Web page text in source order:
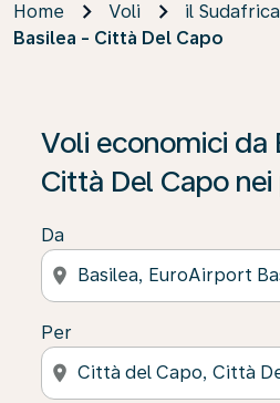
Home Voli
il Sudafrica
Basilea - Città Del Capo
Voli economici da
Città Del Capo
Da
location_on
Per
location_on